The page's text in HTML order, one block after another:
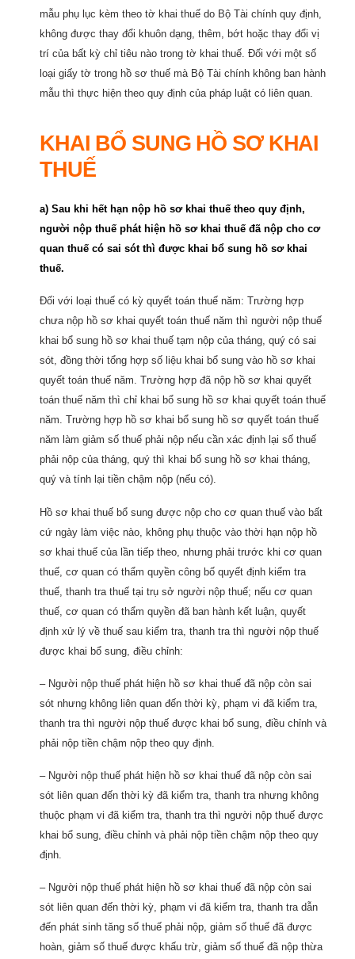
mẫu phụ lục kèm theo tờ khai thuế do Bộ Tài chính quy định,
không được thay đổi khuôn dạng, thêm, bớt hoặc thay đổi vị
trí của bất kỳ chỉ tiêu nào trong tờ khai thuế. Đối với một số
loại giấy tờ trong hồ sơ thuế mà Bộ Tài chính không ban hành
mẫu thì thực hiện theo quy định của pháp luật có liên quan.
KHAI BỔ SUNG HỒ SƠ KHAI
THUẾ
a) Sau khi hết hạn nộp hồ sơ khai thuế theo quy định,
người nộp thuế phát hiện hồ sơ khai thuế đã nộp cho cơ
quan thuế có sai sót thì được khai bổ sung hồ sơ khai
thuế.
Đối với loại thuế có kỳ quyết toán thuế năm: Trường hợp
chưa nộp hồ sơ khai quyết toán thuế năm thì người nộp thuế
khai bổ sung hồ sơ khai thuế tạm nộp của tháng, quý có sai
sót, đồng thời tổng hợp số liệu khai bổ sung vào hồ sơ khai
quyết toán thuế năm. Trường hợp đã nộp hồ sơ khai quyết
toán thuế năm thì chỉ khai bổ sung hồ sơ khai quyết toán thuế
năm. Trường hợp hồ sơ khai bổ sung hồ sơ quyết toán thuế
năm làm giảm số thuế phải nộp nếu cần xác định lại số thuế
phải nộp của tháng, quý thì khai bổ sung hồ sơ khai tháng,
quý và tính lại tiền chậm nộp (nếu có).
Hồ sơ khai thuế bổ sung được nộp cho cơ quan thuế vào bất
cứ ngày làm việc nào, không phụ thuộc vào thời hạn nộp hồ
sơ khai thuế của lần tiếp theo, nhưng phải trước khi cơ quan
thuế, cơ quan có thẩm quyền công bố quyết định kiểm tra
thuế, thanh tra thuế tại trụ sở người nộp thuế; nếu cơ quan
thuế, cơ quan có thẩm quyền đã ban hành kết luận, quyết
định xử lý về thuế sau kiểm tra, thanh tra thì người nộp thuế
được khai bổ sung, điều chỉnh:
– Người nộp thuế phát hiện hồ sơ khai thuế đã nộp còn sai
sót nhưng không liên quan đến thời kỳ, phạm vi đã kiểm tra,
thanh tra thì người nộp thuế được khai bổ sung, điều chỉnh và
phải nộp tiền chậm nộp theo quy định.
– Người nộp thuế phát hiện hồ sơ khai thuế đã nộp còn sai
sót liên quan đến thời kỳ đã kiểm tra, thanh tra nhưng không
thuộc phạm vi đã kiểm tra, thanh tra thì người nộp thuế được
khai bổ sung, điều chỉnh và phải nộp tiền chậm nộp theo quy
định.
– Người nộp thuế phát hiện hồ sơ khai thuế đã nộp còn sai
sót liên quan đến thời kỳ, phạm vi đã kiểm tra, thanh tra dẫn
đến phát sinh tăng số thuế phải nộp, giảm số thuế đã được
hoàn, giảm số thuế được khấu trừ, giảm số thuế đã nộp thừa